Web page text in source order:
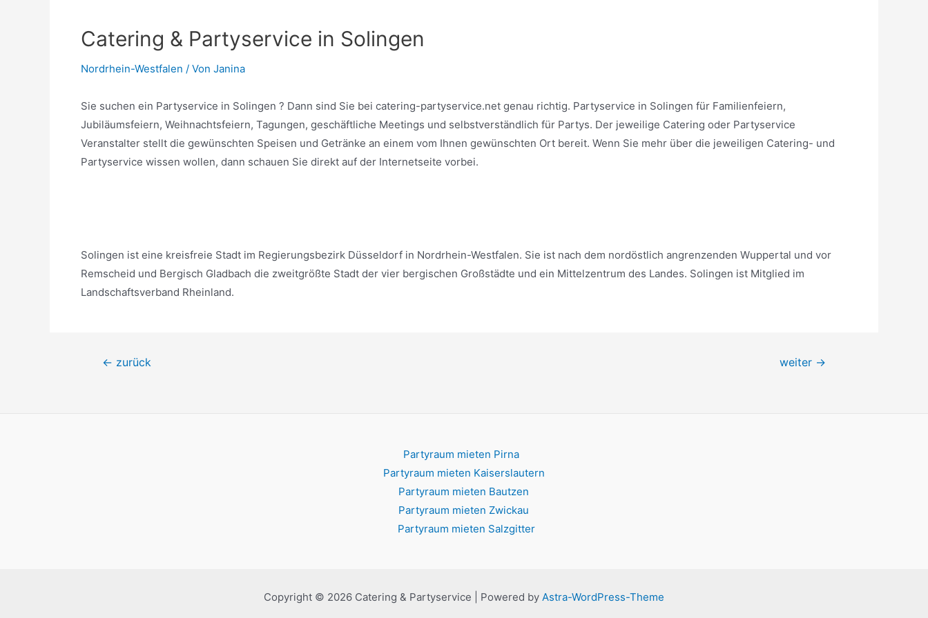
Catering & Partyservice in Solingen
Nordrhein-Westfalen / Von Janina
Sie suchen ein Partyservice in Solingen ? Dann sind Sie bei catering-partyservice.net genau richtig. Partyservice in Solingen für Familienfeiern,
Jubiläumsfeiern, Weihnachtsfeiern, Tagungen, geschäftliche Meetings und selbstverständlich für Partys. Der jeweilige Catering oder Partyservice
Veranstalter stellt die gewünschten Speisen und Getränke an einem vom Ihnen gewünschten Ort bereit. Wenn Sie mehr über die jeweiligen Catering- und
Partyservice wissen wollen, dann schauen Sie direkt auf der Internetseite vorbei.
Solingen ist eine kreisfreie Stadt im Regierungsbezirk Düsseldorf in Nordrhein-Westfalen. Sie ist nach dem nordöstlich angrenzenden Wuppertal und vor
Remscheid und Bergisch Gladbach die zweitgrößte Stadt der vier bergischen Großstädte und ein Mittelzentrum des Landes. Solingen ist Mitglied im
Landschaftsverband Rheinland.
Beitragsnavigation
← zurück weiter →
Partyraum mieten Pirna
Partyraum mieten Kaiserslautern
Partyraum mieten Bautzen
Partyraum mieten Zwickau
Partyraum mieten Salzgitter
Copyright © 2026 Catering & Partyservice | Powered by Astra-WordPress-Theme